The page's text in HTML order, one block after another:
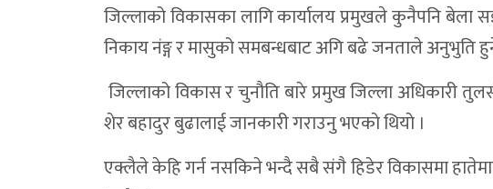
जिल्लाको विकासका लागि कार्यालय प्रमुखले कुनैपनि बेला
निकाय नंङ्ग र मासुको समबन्धबाट अगि बढे जनताले अनुभुति
जिल्लाको विकास र चुनौति बारे प्रमुख जिल्ला अधिकारी
शेर बहादुर बुढालाई जानकारी गराउनु भएकाे थियाे ।
एक्लैले केहि गर्न नसकिने भन्दै सबै संगै हिडेर विकासमा